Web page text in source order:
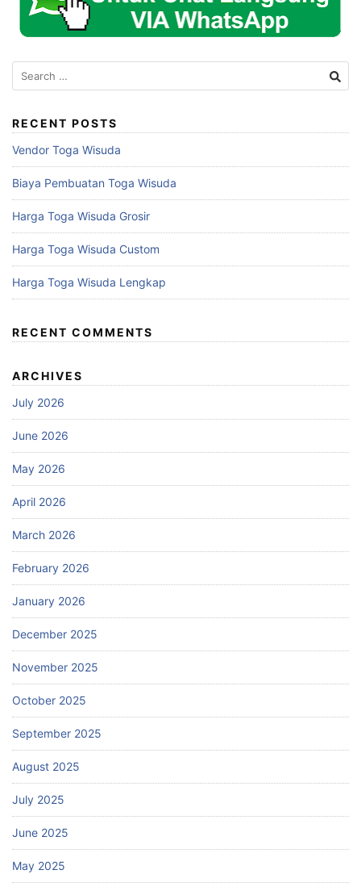
Search
for:
RECENT POSTS
Vendor Toga Wisuda
Biaya Pembuatan Toga Wisuda
Harga Toga Wisuda Grosir
Harga Toga Wisuda Custom
Harga Toga Wisuda Lengkap
RECENT COMMENTS
ARCHIVES
July 2026
June 2026
May 2026
April 2026
March 2026
February 2026
January 2026
December 2025
November 2025
October 2025
September 2025
August 2025
July 2025
June 2025
May 2025